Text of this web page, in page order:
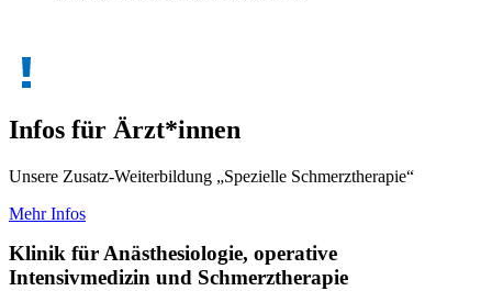
Infos für Ärzt*innen
Unsere Zusatz-Weiterbildung „Spezielle Schmerztherapie“
Mehr Infos
Klinik für Anästhesiologie, operative
Intensivmedizin und Schmerztherapie